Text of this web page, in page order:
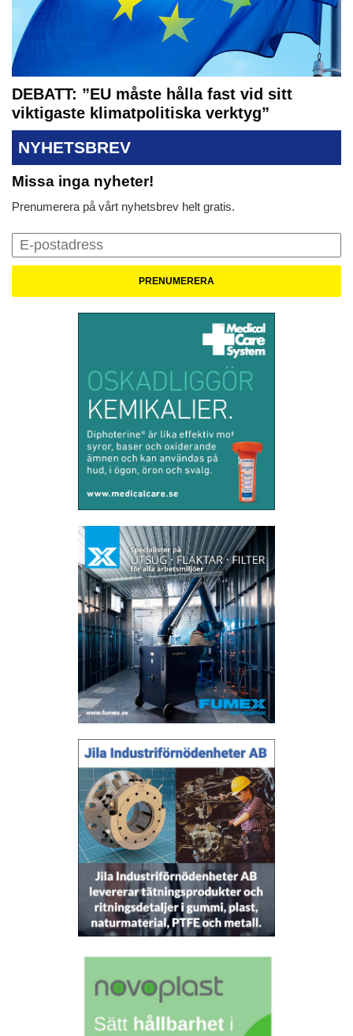
DEBATT: ”EU måste hålla fast vid sitt
viktigaste klimatpolitiska verktyg”
NYHETSBREV
Missa inga nyheter!
Prenumerera på vårt nyhetsbrev helt gratis.